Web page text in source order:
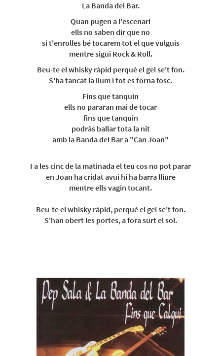
La Banda del Bar.
Quan pugen a l'escenari
ells no saben dir que no
si t'enrolles bé tocarem tot el que vulguis
mentre sigui Rock & Roll.
Beu-te el whisky ràpid perquè el gel se't fon.
S'ha tancat la llum i tot es torna fosc.
Fins que tanquin
ells no pararan mai de tocar
fins que tanquin
podràs ballar tota la nit
amb la Banda del Bar a "Can Joan"
I a les cinc de la matinada el teu cos no pot parar
en Joan ha cridat avui hi ha barra lliure
mentre ells vagin tocant.
Beu-te el whisky ràpid, perquè el gel se't fon.
S'han obert les portes, a fora surt el sol.